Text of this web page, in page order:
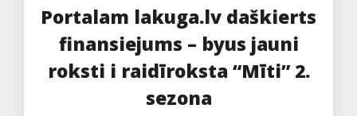
Portalam lakuga.lv daškierts
finansiejums – byus jauni
roksti i raidīroksta “Mīti” 2.
sezona